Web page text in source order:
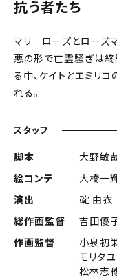
抗う者たち
マリ―ローズとローズ
悪の形で亡霊騒ぎは終
る中、ケイトとエミリ
れる。
スタッフ
脚本
大野敏
絵コンテ
大橋一
演出
碇 由衣
総作画監督
吉田優
作画監督
小泉初
モリタ
松林志